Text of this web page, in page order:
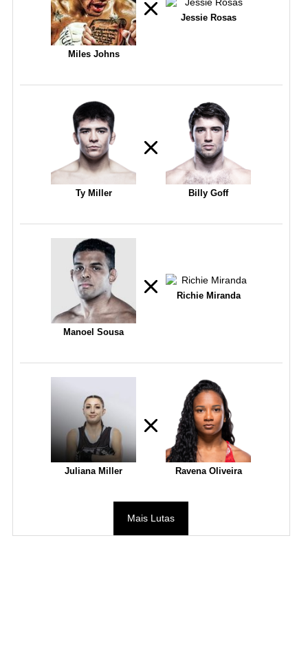
Miles Johns
Jessie Rosas
Ty Miller Billy Goff
Manoel Sousa
Richie Miranda
Juliana Miller Ravena Oliveira
Mais Lutas